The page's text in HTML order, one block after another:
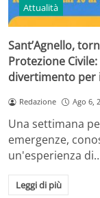
Attualità
Sant’Agnello,
Protezione
divertimento per
Redazione Ago 6,
Una settimana
emergenze,
un'esperienza
Leggi di più